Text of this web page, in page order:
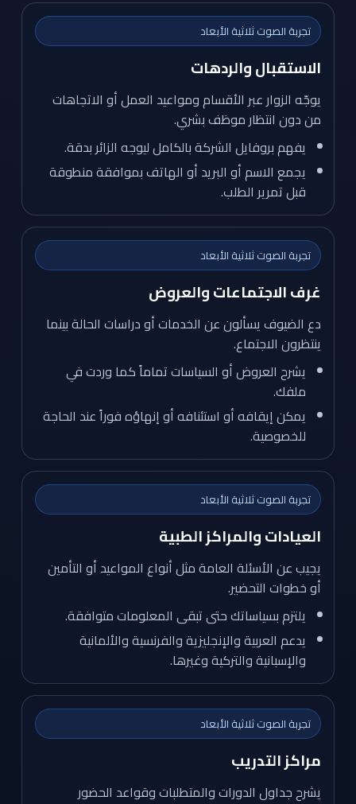
تجربة الصوت ثلاثية الأبعاد
الاستقبال والردهات
يوجّه الزوار عبر الأقسام ومواعيد العمل أو الاتجاهات
من دون انتظار موظف بشري.
يفهم بروفايل الشركة بالكامل ليوجه الزائر بدقة.
يجمع الاسم أو البريد أو الهاتف بموافقة منطوقة
قبل تمرير الطلب.
تجربة الصوت ثلاثية الأبعاد
غرف الاجتماعات والعروض
دع الضيوف يسألون عن الخدمات أو دراسات الحالة بينما
ينتظرون الاجتماع.
يشرح العروض أو السياسات تماماً كما وردت في
ملفك.
يمكن إيقافه أو استئنافه أو إنهاؤه فوراً عند الحاجة
للخصوصية.
تجربة الصوت ثلاثية الأبعاد
العيادات والمراكز الطبية
يجيب عن الأسئلة العامة مثل أنواع المواعيد أو التأمين
أو خطوات التحضير.
يلتزم بسياساتك حتى تبقى المعلومات متوافقة.
يدعم العربية والإنجليزية والفرنسية والألمانية
والإسبانية والتركية وغيرها.
تجربة الصوت ثلاثية الأبعاد
مراكز التدريب
يشرح جداول الدورات والمتطلبات وقواعد الحضور